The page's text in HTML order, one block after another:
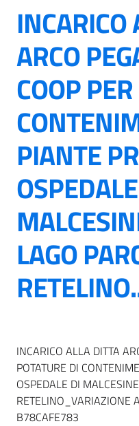
INCARICO
ARCO
COOP
PIANTE
LAGO
INCARICO ALLA DITTA
POTATURE DI
OSPEDALE DI
RETELINO_VARIAZIONE
B78CAFE783